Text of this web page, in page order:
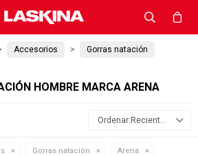
Accesorios Gorras natación
HOMBRE MARCA ARENA
Recientes
Gorras natación Arena